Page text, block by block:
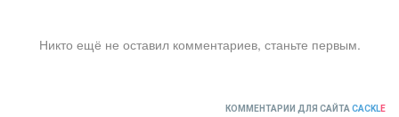
Никто ещё не оставил комментариев, станьте первым.
КОММЕНТАРИИ ДЛЯ САЙТА CACKLE